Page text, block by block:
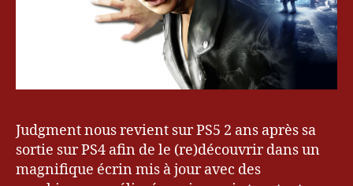
Judgment nous revient sur PS5 2 ans après sa
sortie sur PS4 afin de le (re)découvrir dans un
magnifique écrin mis à jour avec des